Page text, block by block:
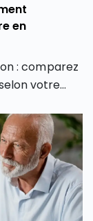
en
: comparez
votre